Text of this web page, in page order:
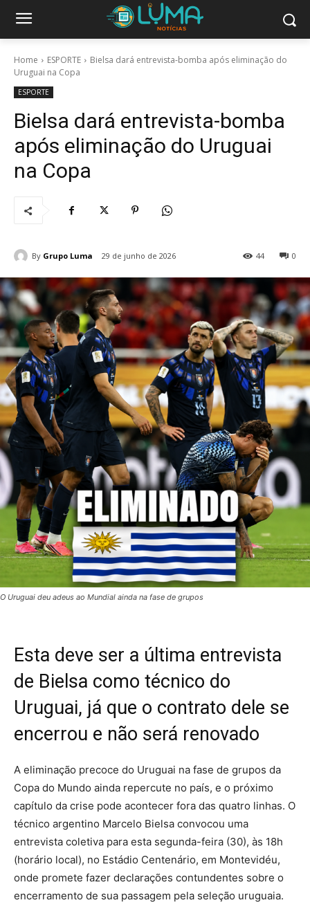
Home ESPORTE
Bielsa dará entrevista-bomba após eliminação do
Uruguai na Copa
ESPORTE
Bielsa dará entrevista-bomba
após eliminação do Uruguai
na Copa
By Grupo Luma 29 de junho de 2026 0
44
O Uruguai deu adeus ao Mundial ainda na fase de grupos
Esta deve ser a última entrevista
de Bielsa como técnico do
Uruguai, já que o contrato dele se
encerrou e não será renovado
A eliminação precoce do Uruguai na fase de grupos da
Copa do Mundo ainda repercute no país, e o próximo
capítulo da crise pode acontecer fora das quatro linhas. O
técnico argentino Marcelo Bielsa convocou uma
entrevista coletiva para esta segunda-feira (30), às 18h
(horário local), no Estádio Centenário, em Montevidéu,
onde promete fazer declarações contundentes sobre o
encerramento de sua passagem pela seleção uruguaia.